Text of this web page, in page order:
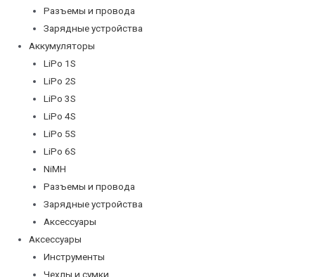
Разъемы и провода
Зарядные устройства
Аккумуляторы
LiPo 1S
LiPo 2S
LiPo 3S
LiPo 4S
LiPo 5S
LiPo 6S
NiMH
Разъемы и провода
Зарядные устройства
Аксессуары
Аксессуары
Инструменты
Чехлы и сумки